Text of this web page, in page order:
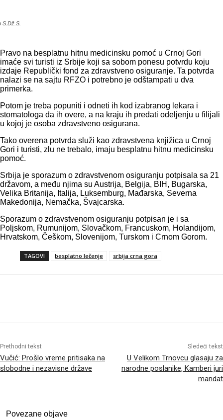
S.Dž.S.
Pravo na besplatnu hitnu medicinsku pomoć u Crnoj Gori
imaće svi turisti iz Srbije koji sa sobom ponesu potvrdu koju
izdaje Republički fond za zdravstveno osiguranje. Ta potvrda
nalazi se na sajtu RFZO i potrebno je odštampati u dva
primerka.
Potom je treba popuniti i odneti ih kod izabranog lekara i
stomatologa da ih overe, a na kraju ih predati odeljenju u filijali
u kojoj je osoba zdravstveno osigurana.
Tako overena potvrda služi kao zdravstvena knjižica u Crnoj
Gori i turisti, zlu ne trebalo, imaju besplatnu hitnu medicinsku
pomoć.
Srbija je sporazum o zdravstvenom osiguranju potpisala sa 21
državom, a među njima su Austrija, Belgija, BIH, Bugarska,
Velika Britanija, Italija, Luksemburg, Mađarska, Severna
Makedonija, Nemačka, Švajcarska.
Sporazum o zdravstvenom osiguranju potpisan je i sa
Poljskom, Rumunijom, Slovačkom, Francuskom, Holandijom,
Hrvatskom, Češkom, Slovenijom, Turskom i Crnom Gorom.
TAGOVI besplatno lečenje srbija crna gora
Prethodni tekst
Vučić: Prošlo vreme pritisaka na
slobodne i nezavisne države
Sledeći tekst
U Velikom Trnovcu glasaju za
narodne poslanike, Kamberi juri
mandat
Povezane objave